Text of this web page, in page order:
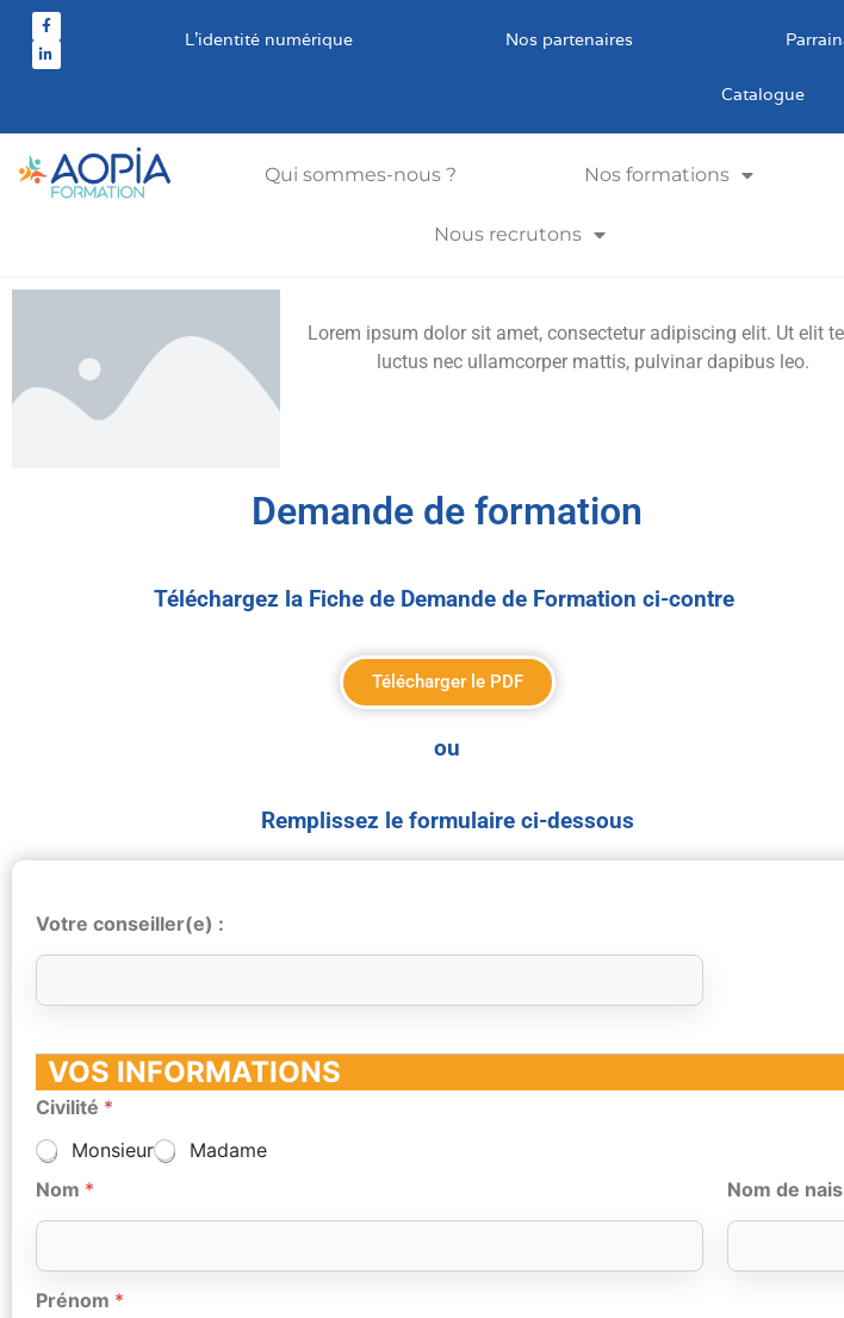
L’identité numérique Nos partenaires
Catalogue
Qui sommes-nous ? Nos formations
Nous recrutons
Lorem ipsum dolor sit amet, consectetur adipiscing elit. Ut elit
luctus nec ullamcorper mattis, pulvinar dapibus leo.
Demande de formation
Téléchargez la Fiche de Demande de Formation ci-contre
Télécharger le PDF
ou
Remplissez le formulaire ci-dessous
Votre conseiller(e) :
VOS INFORMATIONS
Civilité *
Monsieur
Madame
Nom *
Prénom *
Nom de